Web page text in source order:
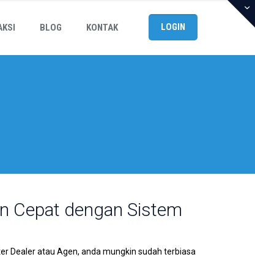
BLOG KONTAK LOGIN
Cepat dengan Sistem
Dealer atau Agen, anda mungkin sudah terbiasa